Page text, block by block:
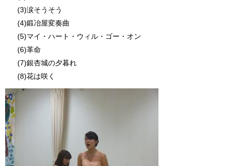
(3)涙そうそう
(4)鍛冶屋変奏曲
(5)マイ・ハート・ウィル・ゴー・オン
(6)革命
(7)銀杏城の夕暮れ
(8)花は咲く